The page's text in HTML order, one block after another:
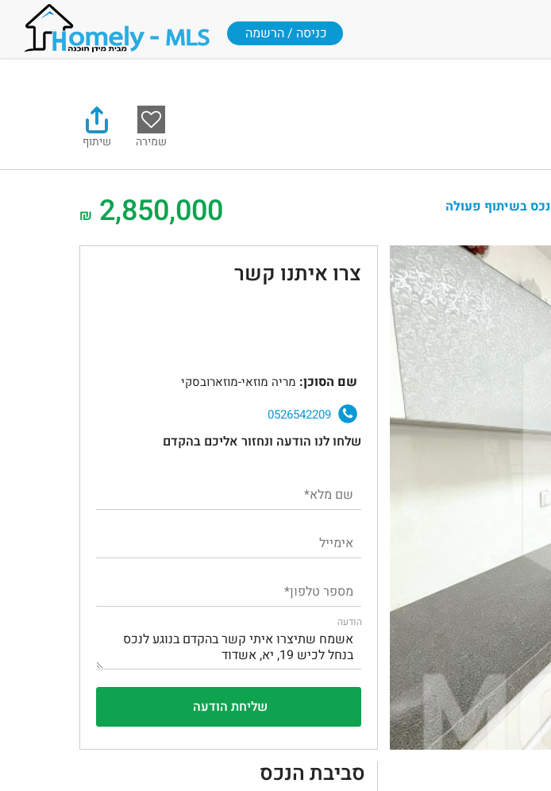
כניסה / הרשמה
שמירה שיתוף
2,850,000
₪ נכס בשיתוף פעולה
צרו איתנו קשר
שם הסוכן: מריה מוזאי-מוזארובסקי
0526542209
שלחו לנו הודעה ונחזור אליכם בהקדם
הודעה
סביבת הנכס